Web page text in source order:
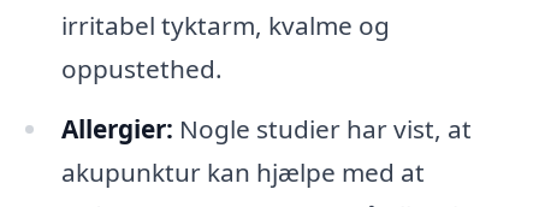
irritabel tyktarm, kvalme og
oppustethed.
Allergier: Nogle studier har vist, at
akupunktur kan hjælpe med at